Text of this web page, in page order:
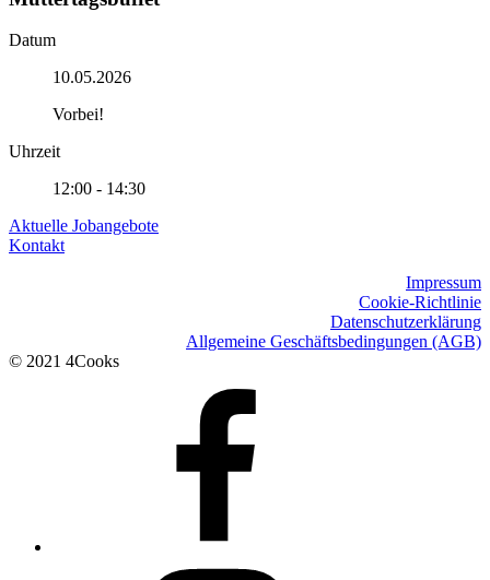
Datum
10.05.2026
Vorbei!
Uhrzeit
12:00 - 14:30
Footer
sidebar
Aktuelle Jobangebote
Kontakt
Impressum
Cookie-Richtlinie
Datenschutzerklärung
Allgemeine Geschäftsbedingungen (AGB)
© 2021 4Cooks